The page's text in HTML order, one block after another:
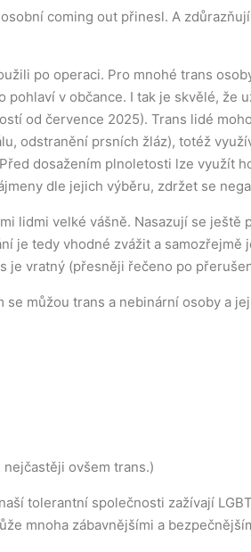
coming out přinesl. A
po operaci. Pro mnohé trans
v občance. I tak je skvělé, že
od července 2025). Trans lidé
odstranění prsních žláz), totéž
dosažením plnoletosti lze využít
dle jejich výběru, zdržet se
lidmi velké vášně. Nasazují se
je tedy vhodné zvážit a
vratný (přesněji řečeno po
můžou trans a nebinární osoby a
ovšem trans.)
tolerantní společnosti zažívají
mnoha zábavnějšími a